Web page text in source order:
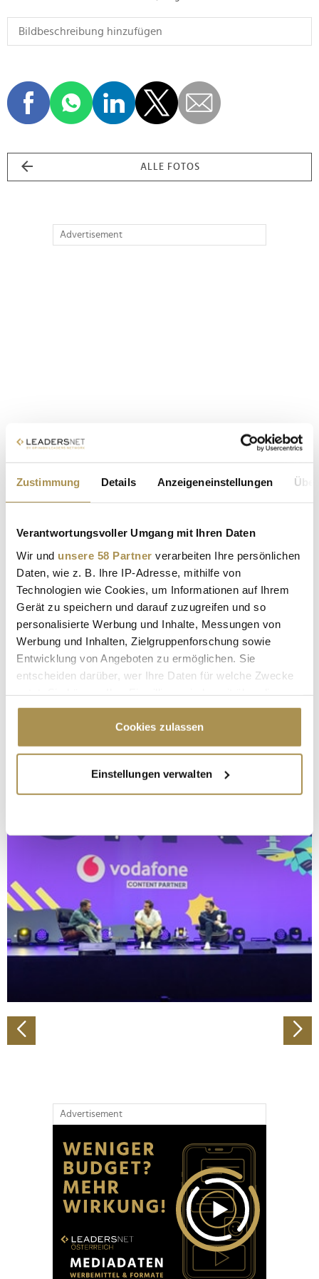
Zustimmung Details Anzeigeneinstellungen
Verantwortungsvoller Umgang mit Ihren Daten
Wir und unsere 58 Partner verarbeiten Ihre persönlichen
Daten, wie z. B. Ihre IP-Adresse, mithilfe von
Technologien wie Cookies, um Informationen auf Ihrem
Gerät zu speichern und darauf zuzugreifen und so
personalisierte Werbung und Inhalte, Messungen von
Werbung und Inhalten, Zielgruppenforschung sowie
Entwicklung von Angeboten zu ermöglichen. Sie
entscheiden darüber, wer Ihre Daten für welche Zwecke
Cookie-Erklärung oder durch Klicken auf das Privacy
Trigger Symbol ändern oder widerrufen
Informationen über Ihre geografische Lage
erfassen, welche bis auf einige Meter genau sein
bestimmten Merkmalen (Fingerprinting) identifizieren
Erfahren Sie mehr darüber, wie Ihre persönlichen Daten
verarbeitet werden, und legen Sie Ihre Präferenzen im
Abschnitt Einzelheiten
fest.
Wir verwenden Cookies, um Inhalte und Anzeigen zu
personalisieren, Funktionen für soziale Medien anbieten
Verwendung unserer Website an unsere Partner für
soziale Medien, Werbung und Analysen weiter. Unsere
Partner führen diese Informationen möglicherweise mit
Cookies zulassen
Einstellungen verwalten
ALLE FOTOS
Advertisement
Advertisement